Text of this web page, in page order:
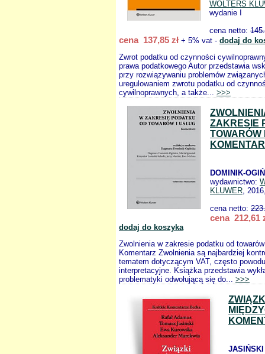
WOLTERS
wydanie I
cena netto:
cena 137,85 zł + 5% vat - dodaj do
Zwrot podatku od czynności
prawa podatkowego Autor przedstawia
przy rozwiązywaniu problemów
uregulowaniem zwrotu podatku od
cywilnoprawnych, a także... >>>
ZAKRESIE
TOWARÓW
DOMINIK-
wydawnictwo:
KLUWER,
cena netto:
cena 212,61
dodaj do koszyka
Zwolnienia w zakresie podatku od towarów
Komentarz Zwolnienia są najbardziej
tematem dotyczącym VAT, często
interpretacyjne. Książka przedstawia
problematyki odwołującą się do... >>>